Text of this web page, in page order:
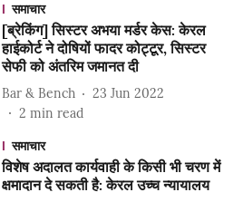
समाचार
[ब्रेकिंग] सिस्टर अभया मर्डर केस: केरल
हाईकोर्ट ने दोषियों फादर कोट्टूर, सिस्टर
सेफी को अंतरिम जमानत दी
Bar & Bench
23 Jun 2022
2 min read
समाचार
विशेष अदालत कार्यवाही के किसी भी चरण में
क्षमादान दे सकती है: केरल उच्च न्यायालय